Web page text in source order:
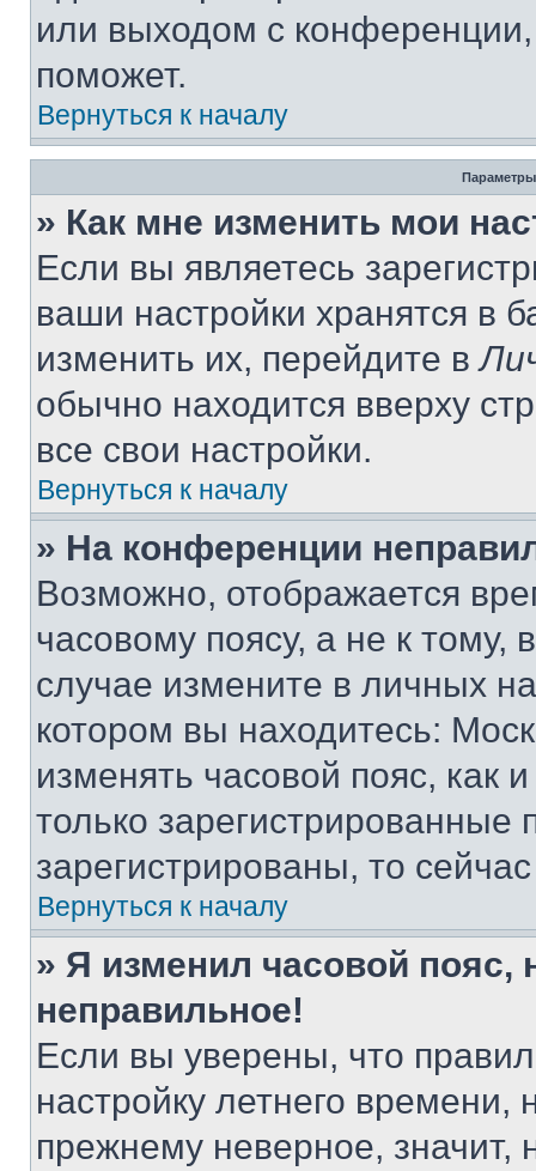
или выходом с
поможет.
Вернуться к началу
Параметры
» Как мне изменить мои
Если вы являетесь
ваши настройки хранятся в
изменить их, перейдите в
обычно находится вверху
все свои настройки.
Вернуться к началу
» На конференции
Возможно, отображается
часовому поясу, а не к тому,
случае измените в личных
котором вы находитесь:
изменять часовой пояс, как
только
зарегистрированы, то
Вернуться к началу
» Я изменил часовой пояс,
неправильное!
Если вы уверены, что
настройку летнего
прежнему неверное, значит,